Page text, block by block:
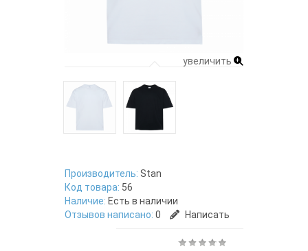
увеличить
Производитель: Stan
Код товара: 56
Наличие: Есть в наличии
Отзывов написано: 0 Написать